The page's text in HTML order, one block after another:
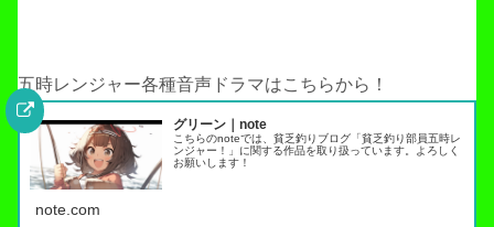
五時レンジャー各種音声ドラマはこちらから！
グリーン｜note
こちらのnoteでは、貧乏釣りブログ「貧乏釣り部員五時レ
ンジャー！」に関する作品を取り扱っています。よろしく
お願いします！
note.com